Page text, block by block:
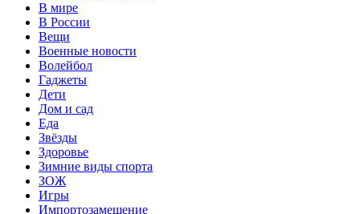
В мире
В России
Вещи
Военные новости
Волейбол
Гаджеты
Дети
Дом и сад
Еда
Звёзды
Здоровье
Зимние виды спорта
ЗОЖ
Игры
Импортозамещение